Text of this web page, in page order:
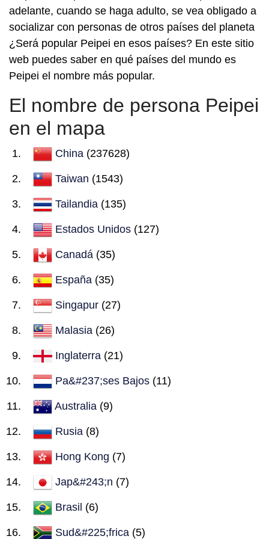
adelante, cuando se haga adulto, se vea obligado a
socializar con personas de otros países del planeta
¿Será popular Peipei en esos países? En este sitio
web puedes saber en qué países del mundo es
Peipei el nombre más popular.
El nombre de persona Peipei
en el mapa
China (237628)
Taiwan (1543)
Tailandia (135)
Estados Unidos (127)
Canadá (35)
España (35)
Singapur (27)
Malasia (26)
Inglaterra (21)
Pa&#237;ses Bajos (11)
Australia (9)
Rusia (8)
Hong Kong (7)
Jap&#243;n (7)
Brasil (6)
Sud&#225;frica (5)